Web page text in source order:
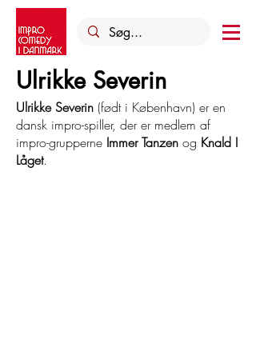
Ulrikke Severin
Ulrikke Severin (født i København) er en
dansk impro-spiller, der er medlem af
impro-grupperne Immer Tanzen og Knald I
Låget.